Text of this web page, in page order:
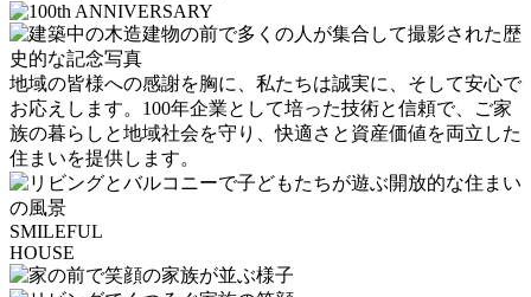
地域の皆様への感謝を胸に、私たちは誠実に、そして安心で
お応えします。100年企業として培った技術と信頼で、ご家
族の暮らしと地域社会を守り、快適さと資産価値を両立した
住まいを提供します。
SMILEFUL
HOUSE